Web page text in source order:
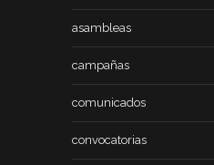
asambleas
campañas
comunicados
convocatorias